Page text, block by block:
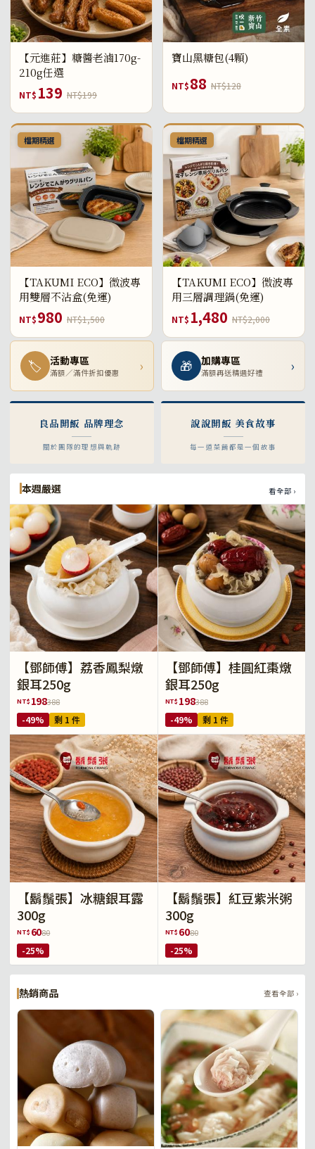
【元進莊】糖醬老滷170g-
210g任選
NT$ 139 NT$199
寶山黑糖包(4顆)
NT$88 NT$128
檔期精選
【TAKUMI ECO】微波專
用雙層不沾盒(免運)
NT$980 NT$1,500
檔期精選
【TAKUMI ECO】微波專
用三層調理鍋(免運)
NT$ 1,480 NT$2,000
🏷 活動專區
滿額／滿件折扣優惠 › 🎁 加購專區
滿額再送精選好禮 ›
良品開飯 品牌理念
關於團隊的理想與軌跡
說說開飯 美食故事
每一道菜餚都是一個故事
本週嚴選 看全部 ›
【鄧師傅】荔香鳳梨燉
銀耳250g
NT$ 198388
-49% 剩 1 件
【鄧師傅】桂圓紅棗燉
銀耳250g
NT$ 198388
-49% 剩 1 件
【鬍鬚張】冰糖銀耳露
300g
NT$ 6080
-25%
【鬍鬚張】紅豆紫米粥
300g
NT$ 6080
-25%
熱銷商品 查看全部 ›